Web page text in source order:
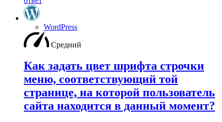
WordPress
Средний
Как задать цвет шрифта строчки
меню, соответствующий той
странице, на которой пользователь
сайта находится в данный момент?